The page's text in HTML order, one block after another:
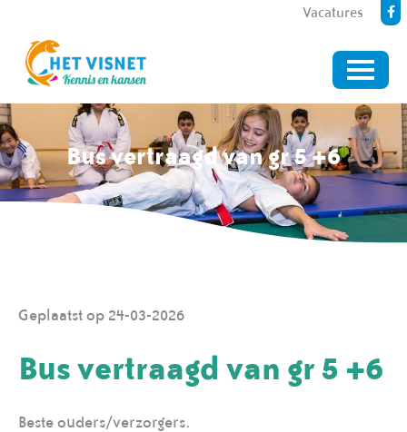
Vacatures
Bus vertraagd van gr 5 +6
Geplaatst op 24-03-2026
Bus vertraagd van gr 5 +6
Beste ouders/verzorgers.